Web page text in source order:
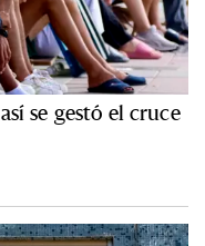
se gestó el cruce